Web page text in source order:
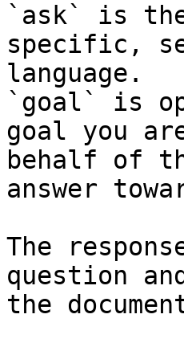
`ask` is
specific,
language.
`goal` is
goal you
behalf of
answer
The
question
the